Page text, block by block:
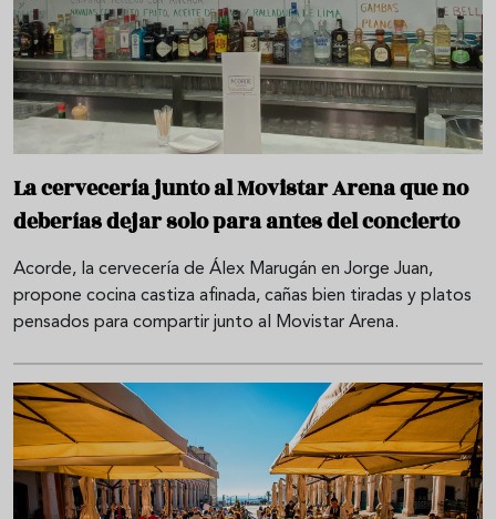
La cervecería junto al Movistar Arena que no
deberías dejar solo para antes del concierto
Acorde, la cervecería de Álex Marugán en Jorge Juan,
propone cocina castiza afinada, cañas bien tiradas y platos
pensados para compartir junto al Movistar Arena.